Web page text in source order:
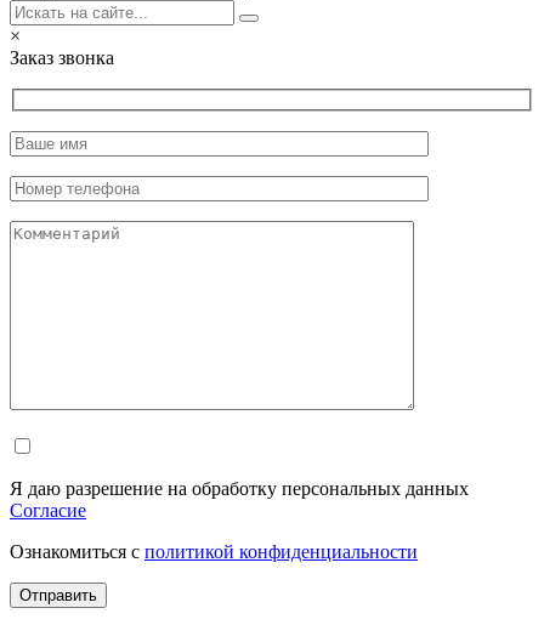
×
Заказ звонка
Я даю разрешение на обработку персональных данных
Согласие
Ознакомиться с политикой конфиденциальности